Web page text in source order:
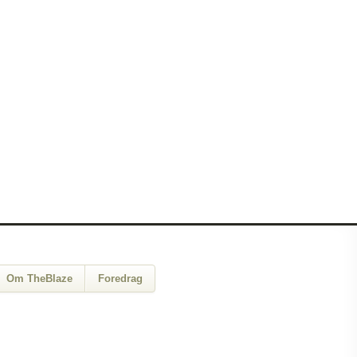
Om TheBlaze Foredrag